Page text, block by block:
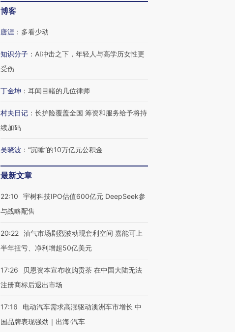
博客
唐涯 ： 多看少动
知识分子 ： AI冲击之下，年轻人与高学历女性更
受伤
丁金坤 ： 耳闻目睹的几位律师
村夫日记 ： 长护险覆盖全国 筹资和服务给予将持
续加码
吴晓波 ： “沉睡”的10万亿元公积金
最新文章
22:10
宇树科技IPO估值600亿元 DeepSeek参
与战略配售
20:22 油气市场剧烈波动现套利空间 嘉能可上
半年扭亏、净利增超50亿美元
17:26
贝恩资本宣布收购贡茶 在中国大陆无法
注册商标后退出市场
17:16
电动汽车需求高涨驱动澳洲车市增长 中
国品牌表现强劲｜出海·汽车